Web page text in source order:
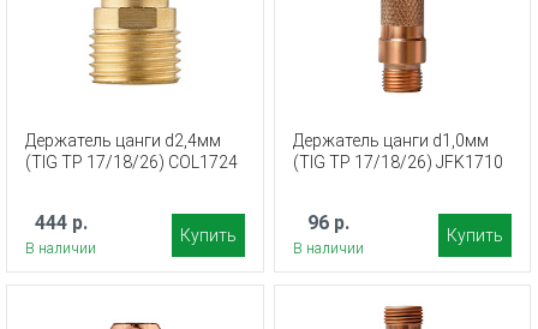
Держатель цанги d2,4мм
(TIG TP 17/18/26) COL1724
444 р.
В наличии
Купить
Держатель цанги d1,0мм
(TIG TP 17/18/26) JFK1710
96 р.
В наличии
Купить